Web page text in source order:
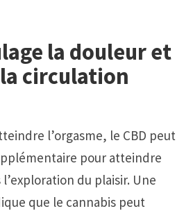
la douleur et
circulation
l’orgasme, le CBD peut
pour atteindre
du plaisir. Une
que le cannabis peut